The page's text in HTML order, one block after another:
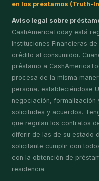
en los préstamos (Truth-
Aviso legal sobre
CashAmericaToday está
Instituciones Financieras
crédito al consumidor.
préstamo a
procesa de la misma
persona, estableciéndose
negociación, formalización
solicitudes y acuerdos.
que regulan los contratos
diferir de las de su estado
solicitante cumplir con
con la obtención de
residencia.